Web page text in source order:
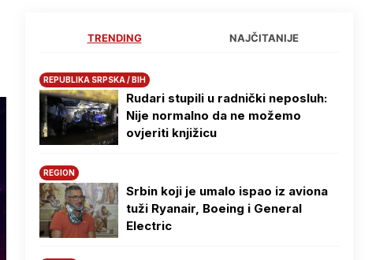
TRENDING NAJČITANIJE
REPUBLIKA SRPSKA / BIH
Rudari stupili u radnički neposluh:
Nije normalno da ne možemo
ovjeriti knjižicu
REGION
Srbin koji je umalo ispao iz aviona
tuži Ryanair, Boeing i General
Electric